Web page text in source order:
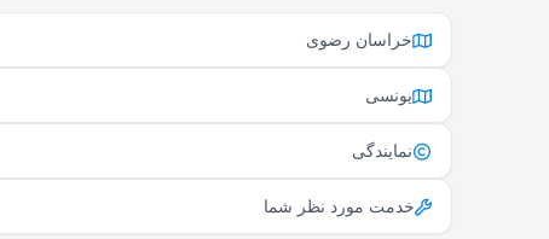
خراسان رضوی
یونسی
نمایندگی
خدمت مورد نظر شما